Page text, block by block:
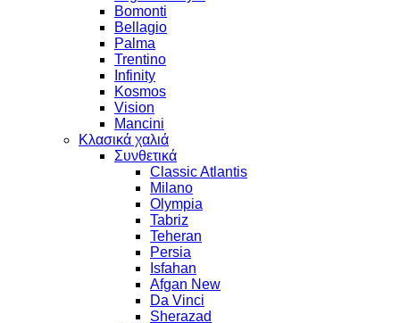
Bomonti
Bellagio
Palma
Trentino
Infinity
Kosmos
Vision
Mancini
Κλασικά χαλιά
Συνθετικά
Classic Atlantis
Milano
Olympia
Tabriz
Teheran
Persia
Isfahan
Afgan New
Da Vinci
Sherazad